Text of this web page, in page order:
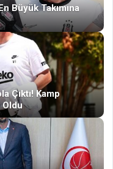
Büyük Takımına
Çıktı! Kamp
Oldu